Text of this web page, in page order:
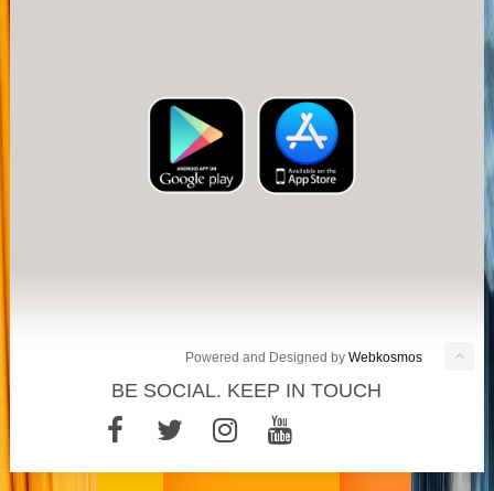
Powered and Designed byWebkosmos
BE SOCIAL. KEEP IN TOUCH